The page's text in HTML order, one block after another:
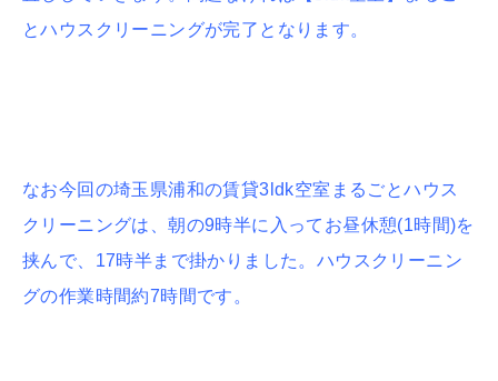
とハウスクリーニングが完了となります。
なお今回の埼玉県浦和の賃貸3ldk空室まるごとハウス
クリーニングは、朝の9時半に入ってお昼休憩(1時間)を
挟んで、17時半まで掛かりました。ハウスクリーニン
グの作業時間約7時間です。